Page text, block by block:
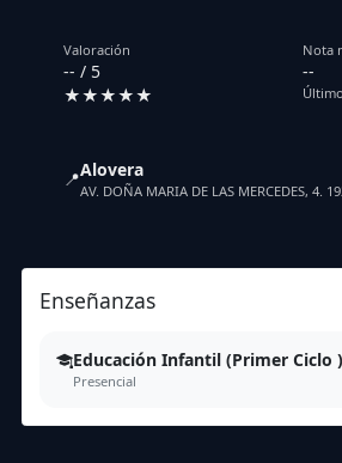
Valoración
-- / 5
★★★★★
Nota
--
📍Alovera
AV. DOÑA MARIA DE LAS MERCEDES, 4.
Enseñanzas
Educación Infantil (Primer Ciclo )
Presencial